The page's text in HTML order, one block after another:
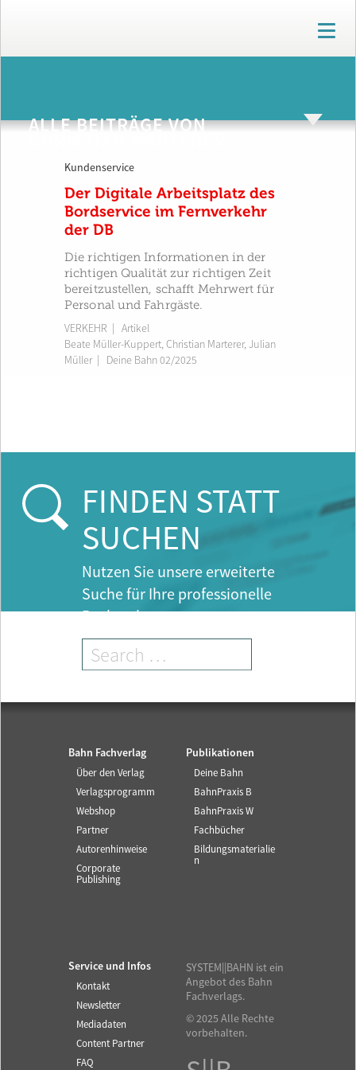
T
o
g
n
ALLE BEITRÄGE VON
Kundenservice
Der Digitale Arbeitsplatz des
Bordservice im Fernverkehr
der DB
Die richtigen Informationen in der
richtigen Qualität zur richtigen Zeit
bereitzustellen, schafft Mehrwert für
Personal und Fahrgäste.
VERKEHR | Artikel
Beate Müller-Kuppert,Christian Marterer,Julian
Müller| Deine Bahn 02/2025
FINDEN STATT
SUCHEN
Nutzen Sie unsere erweiterte
Suche für Ihre professionelle
Recherche.
Bahn Fachverlag
Über den Verlag
Verlagsprogramm
Webshop
Partner
Autorenhinweise
Corporate
Publishing
Publikationen
Deine Bahn
BahnPraxis B
BahnPraxis W
Fachbücher
Bildungsmaterialie
n
Service und Infos
Kontakt
Newsletter
Mediadaten
Content Partner
FAQ
SYSTEM||BAHN ist ein
Angebot des Bahn
Fachverlags.
© 2025 Alle Rechte
vorbehalten.